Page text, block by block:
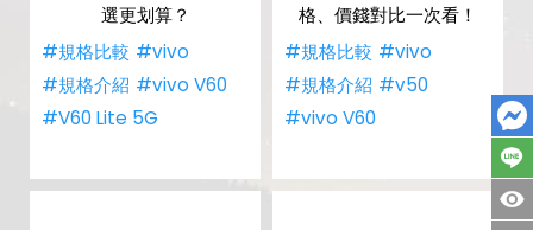
選更划算？
#規格比較 #vivo
#規格介紹 #vivo V60
#V60 Lite 5G
格、價錢對比一次看！
#規格比較 #vivo
#規格介紹 #v50
#vivo V60